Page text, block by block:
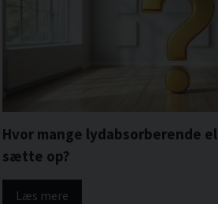
Hvor mange lydabsorberende
sætte op?
Læs mere